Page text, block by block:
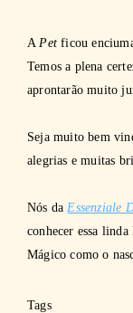
A Pet ficou
Temos a plena
aprontarão muito
Seja muito bem
alegrias e muitas
Nós da Essenziale
conhecer essa
Mágico como o
Tags